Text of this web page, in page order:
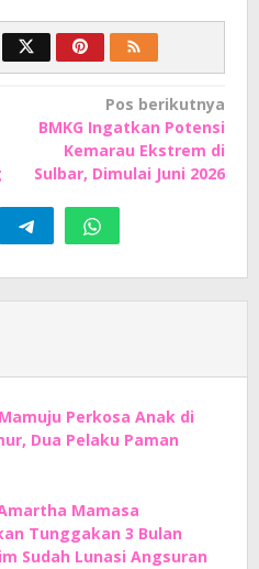
Pos berikutnya
BMKG Ingatkan Potensi
Kemarau Ekstrem di
Sulbar, Dimulai Juni 2026
Perkosa Anak di
Dua Pelaku Paman
Mamasa
Tunggakan 3 Bulan
Sudah Lunasi Angsuran